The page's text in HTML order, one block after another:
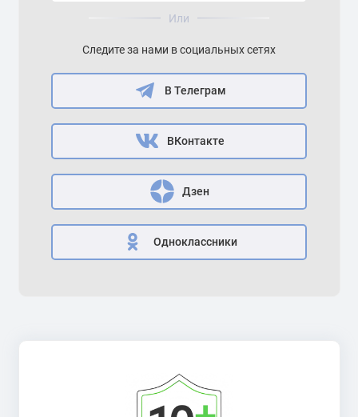
Или
Следите за нами в социальных сетях
В Телеграм
ВКонтакте
Дзен
Одноклассники